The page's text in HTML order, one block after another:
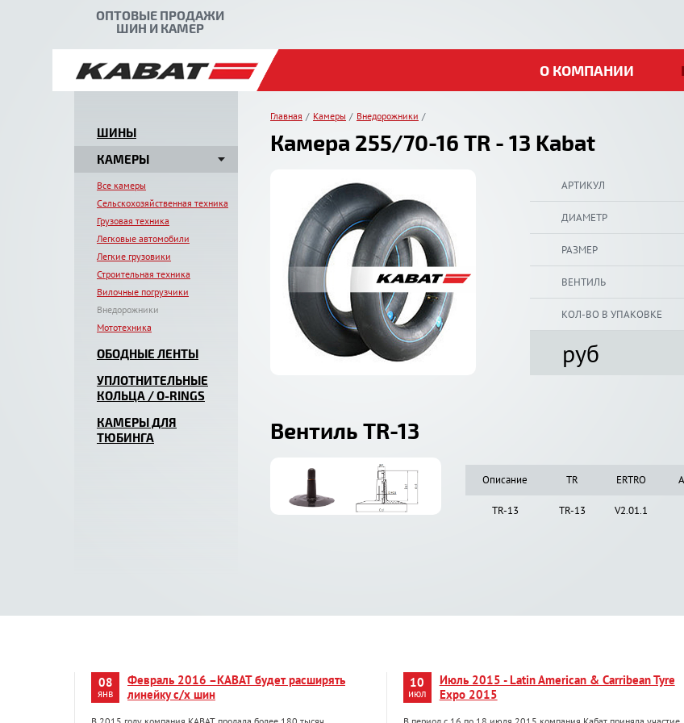
ОПТОВЫЕ ПРОДАЖИ
ШИН И КАМЕР
О КОМПАНИИ
ШИНЫ
КАМЕРЫ
Все камеры
Сельскохозяйственная техника
Грузовая техника
Легковые автомобили
Легкие грузовики
Строительная техника
Вилочные погрузчики
Внедорожники
Мототехника
ОБОДНЫЕ ЛЕНТЫ
УПЛОТНИТЕЛЬНЫЕ
КОЛЬЦА / O-RINGS
КАМЕРЫ ДЛЯ
ТЮБИНГА
Главная Камеры Внедорожники
Камера 255/70-16 TR - 13 Kabat
АРТИКУЛ
ДИАМЕТР
РАЗМЕР
ВЕНТИЛЬ
КОЛ-ВО В УПАКОВКЕ
руб
Вентиль TR-13
Описание TR ERTRO
TR-13 TR-13 V2.01.1
08
янв
Февраль 2016 –KABAT будет расширять
линейку с/х шин
10
июл
Июль 2015 - Latin American & Carribean Tyre
Expo 2015